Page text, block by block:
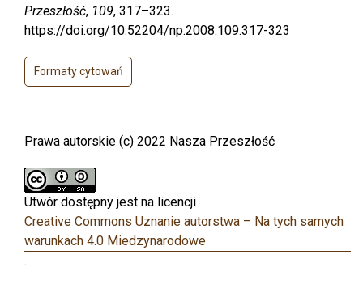
Przeszłość, 109, 317–323.
https://doi.org/10.52204/np.2008.109.317-323
Formaty cytowań
Prawa autorskie (c) 2022 Nasza Przeszłość
Utwór dostępny jest na licencji
Creative Commons Uznanie autorstwa – Na tych samych
warunkach 4.0 Miedzynarodowe
.